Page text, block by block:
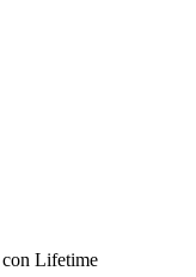
con Lifetime